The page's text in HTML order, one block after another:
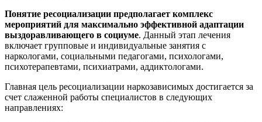
Понятие ресоциализации предполагает комплекс
мероприятий для максимально эффективной адаптации
выздоравливающего в социуме. Данный этап лечения
включает групповые и индивидуальные занятия с
наркологами, социальными педагогами, психологами,
психотерапевтами, психиатрами, аддиктологами.
Главная цель ресоциализации наркозависимых достигается за
счет слаженной работы специалистов в следующих
направлениях: